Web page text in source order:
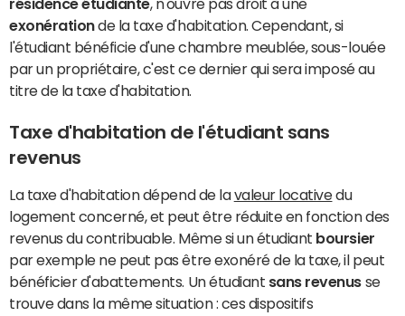
résidence étudiante, n'ouvre pas droit à une
exonérationde la taxe d'habitation. Cependant, si
l'étudiant bénéficie d'une chambre meublée, sous-louée
par un propriétaire, c'est ce dernier qui sera imposé au
titre de la taxe d'habitation.
Taxe d'habitation de l'étudiant sans
revenus
La taxe d'habitation dépend de lavaleur locativedu
logement concerné, et peut être réduite en fonction des
revenus du contribuable. Même si un étudiant boursier
par exemple ne peut pas être exonéré de la taxe, il peut
bénéficier d'abattements. Un étudiant sans revenus se
trouve dans la même situation : ces dispositifs